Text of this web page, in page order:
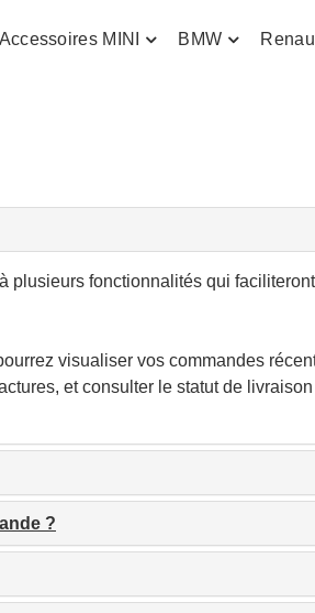
MINI BMW
plusieurs fonctionnalités qui
visualiser vos commandes
et consulter le statut de
?